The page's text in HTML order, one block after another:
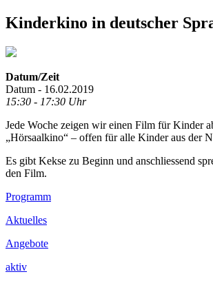
Kinderkino in deutscher
Datum/Zeit
Datum - 16.02.2019
15:30 - 17:30 Uhr
Jede Woche zeigen wir einen Film für Kinder
„Hörsaalkino“ – offen für alle Kinder aus der
Es gibt Kekse zu Beginn und anschliessend
den Film.
Footer
Inhalt
Programm
Aktuelles
Angebote
aktiv